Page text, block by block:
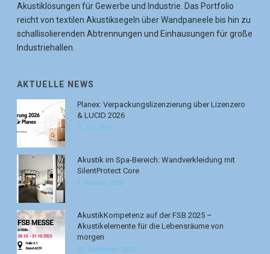
Akustiklösungen für Gewerbe und Industrie. Das Portfolio
reicht von textilen Akustiksegeln über Wandpaneele bis hin zu
schallisolierenden Abtrennungen und Einhausungen für große
Industriehallen.
AKTUELLE NEWS
Planex: Verpackungslizenzierung über Lizenzero
& LUCID 2026
7. Juli 2026
Akustik im Spa-Bereich: Wandverkleidung mit
SilentProtect Core
6. Februar 2026
AkustikKompetenz auf der FSB 2025 –
Akustikelemente für die Lebensräume von
morgen
30. September 2025